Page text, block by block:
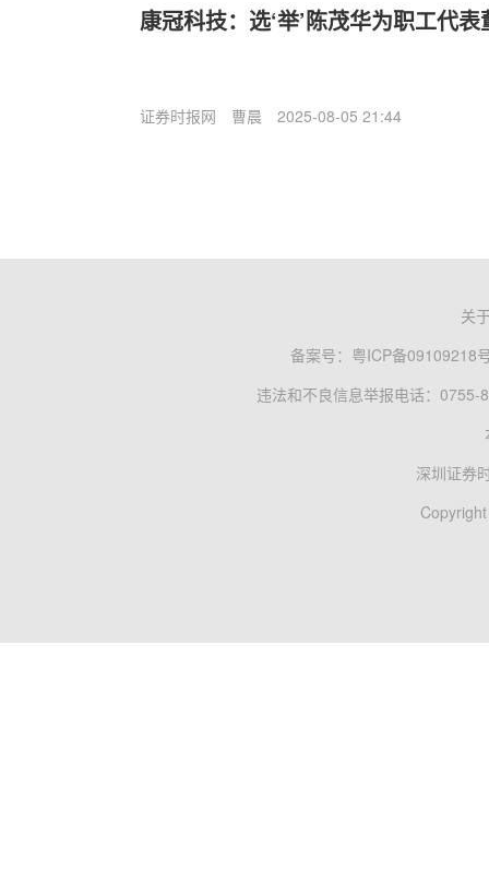
康冠科技：选‘举’陈茂华为职工代表
证券时报网 曹晨 2025-08-05 21:44
关
备案号： 粤ICP备09109218
违法和不良信息举报电话：0755-
深圳证券